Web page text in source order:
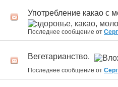
Употребление какао с
Последнее сообщение от
Вегетарианство.
Последнее сообщение от